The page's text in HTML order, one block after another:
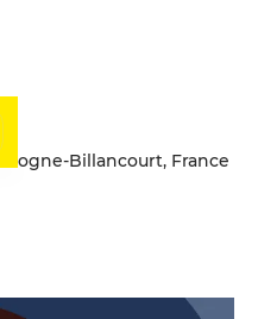
Billancourt, France